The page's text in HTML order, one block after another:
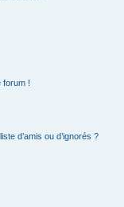
forum !
d’amis ou d’ignorés ?